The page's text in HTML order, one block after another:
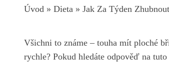
Úvod » Dieta » Jak Za Týden
Všichni to známe – touha mít ploché
rychle? Pokud hledáte odpověď na